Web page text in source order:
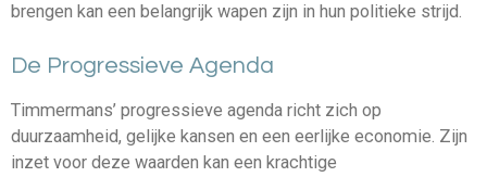
brengen kan een belangrijk wapen zijn in hun politieke strijd.
De Progressieve Agenda
Timmermans’ progressieve agenda richt zich op
duurzaamheid, gelijke kansen en een eerlijke economie. Zijn
inzet voor deze waarden kan een krachtige